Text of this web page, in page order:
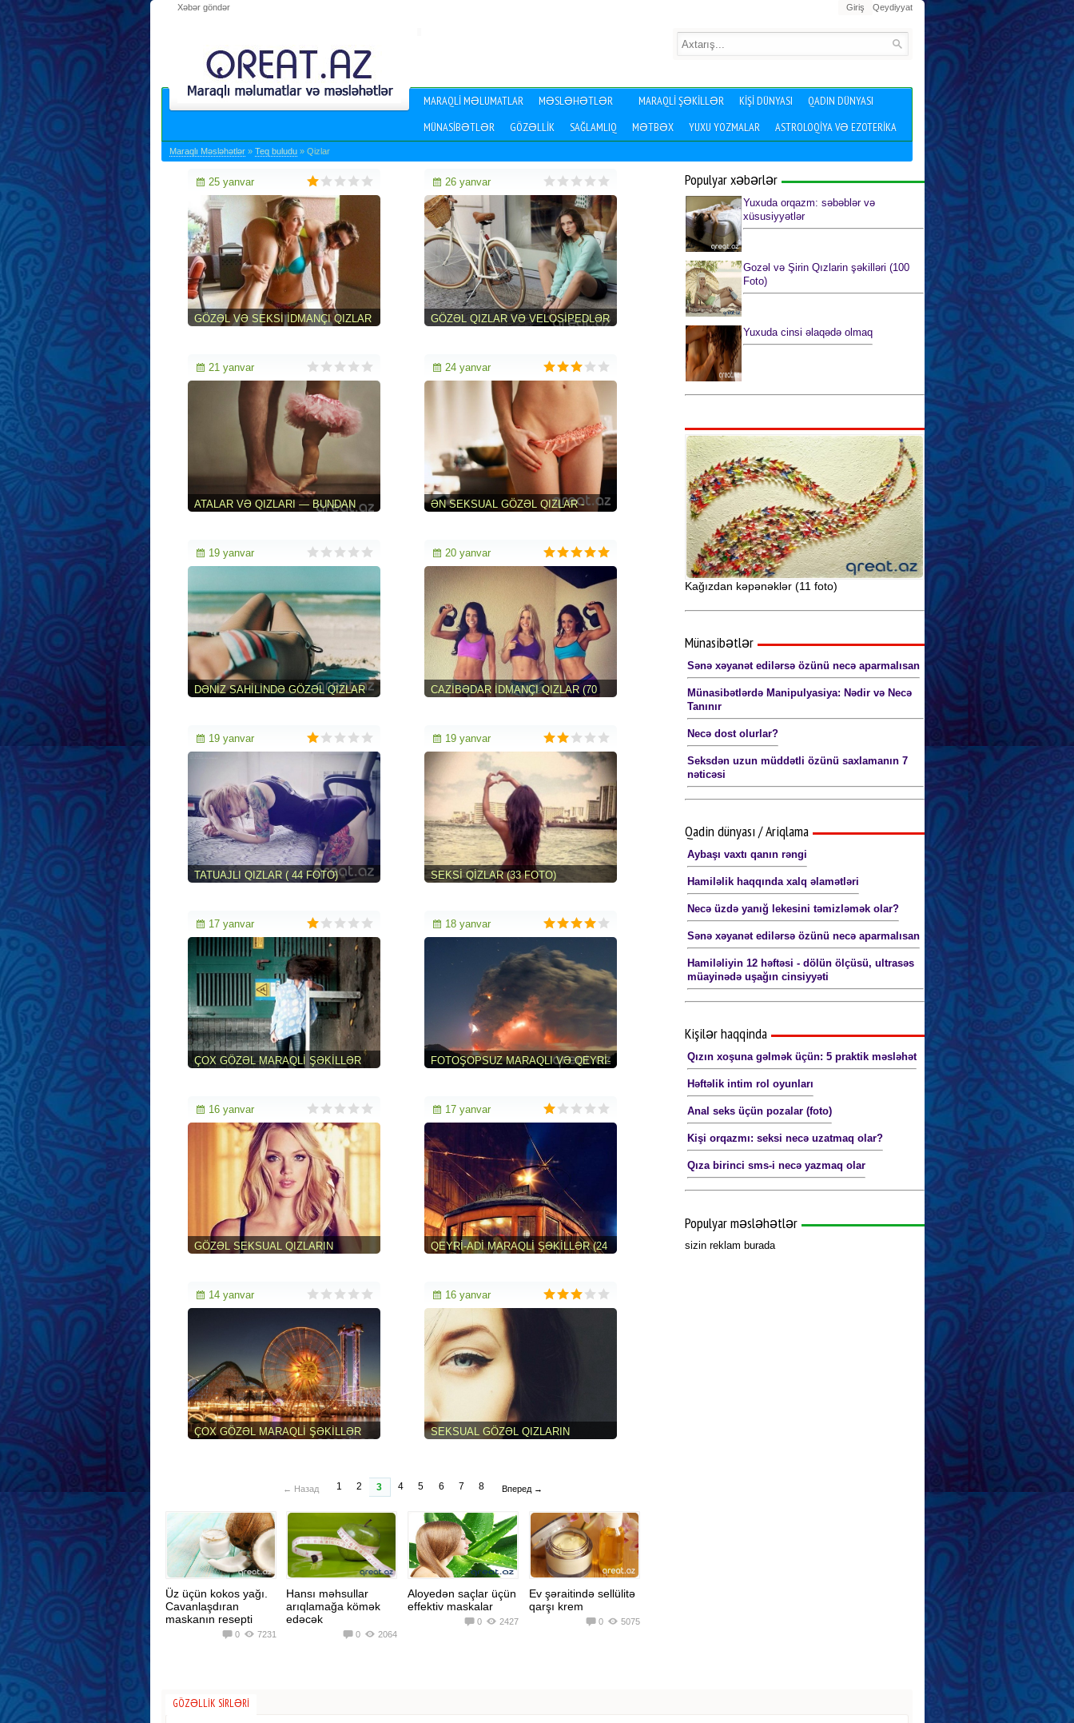
Xəbər göndər Qeydiyyat
Giriş
MARAQLI MƏLUMATLAR MƏSLƏHƏTLƏR MARAQLI ŞƏKILLƏR KIŞI DÜNYASI
QADIN DÜNYASI
MÜNASIBƏTLƏR
GÖZƏLLIK SAĞLAMLIQ MƏTBƏX YUXU YOZMALAR ASTROLOQIYA VƏ EZOTERIKA
Maraqlı Məsləhətlər » Teq buludu » Qizlar
26 yanvar
GÖZƏL QIZLAR VƏ VELOSIPEDLƏR
25 yanvar
GÖZƏL VƏ SEKSI IDMANÇI QIZLAR
24 yanvar
ƏN SEKSUAL GÖZƏL QIZLAR -
21 yanvar
ATALAR VƏ QIZLARI — BUNDAN
20 yanvar
CAZIBƏDAR İDMANÇI QIZLAR (70
19 yanvar
DƏNIZ SAHILINDƏ GÖZƏL QIZLAR
19 yanvar
SEKSI QIZLAR (33 FOTO)
19 yanvar
TATUAJLI QIZLAR ( 44 FOTO)
18 yanvar
FOTOŞOPSUZ MARAQLI VƏ QEYRI-
17 yanvar
ÇOX GÖZƏL MARAQLI ŞƏKILLƏR
17 yanvar
QEYRI-ADI MARAQLI ŞƏKILLƏR (24
16 yanvar
GÖZƏL SEKSUAL QIZLARIN
16 yanvar
SEKSUAL GÖZƏL QIZLARIN
14 yanvar
ÇOX GÖZƏL MARAQLI ŞƏKILLƏR
← Назад 1 2 3 4 5 6 7 8 Вперед →
Üz üçün kokos yağı.
Cavanlaşdıran
maskanın resepti
7231
0
Hansı məhsullar
arıqlamağa kömək
edəcək
2064
0
Aloyedən saçlar üçün
effektiv maskalar
2427
0
Ev şəraitində sellülitə
qarşı krem
5075
0
Populyar xəbərlər
Yuxuda orqazm: səbəblər və
xüsusiyyətlər
Gozəl və Şirin Qızlarin şəkilləri (100
Foto)
Yuxuda cinsi əlaqədə olmaq
Seksual sağlamlıq və idman
Seks yuxularının mənasını siz də
öyrənin
Anal seks pozaları (şəkillərlə) 18+
Kağızdan kəpənəklər (11 foto)
Münasibətlər
Sənə xəyanət edilərsə özünü necə aparmalısan
Münasibətlərdə Manipulyasiya: Nədir və Necə
Tanınır
Necə dost olurlar?
Seksdən uzun müddətli özünü saxlamanın 7
nəticəsi
Qadin dünyası / Ariqlama
Aybaşı vaxtı qanın rəngi
Hamiləlik haqqında xalq əlamətləri
Necə üzdə yanığ lekesini təmizləmək olar?
Sənə xəyanət edilərsə özünü necə aparmalısan
Hamiləliyin 12 həftəsi - dölün ölçüsü, ultrasəs
müayinədə uşağın cinsiyyəti
Kişilər haqqinda
Qızın xoşuna gəlmək üçün: 5 praktik məsləhət
Həftəlik intim rol oyunları
Anal seks üçün pozalar (foto)
Kişi orqazmı: seksi necə uzatmaq olar?
Qıza birinci sms-i necə yazmaq olar
Populyar məsləhətlər
sizin reklam burada
GÖZƏLLIK SIRLƏRI